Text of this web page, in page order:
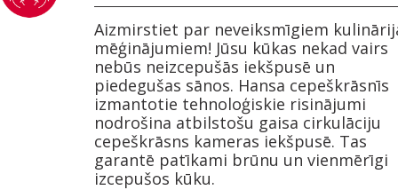
Aizmirstiet par neveiksmīgiem
mēģinājumiem! Jūsu kūkas nekad vairs
nebūs neizcepušās iekšpusē un
piedegušas sānos. Hansa cepeškrāsnīs
izmantotie tehnoloģiskie risinājumi
nodrošina atbilstošu gaisa cirkulāciju
cepeškrāsns kameras iekšpusē. Tas
garantē patīkami brūnu un vienmērīgi
izcepušos kūku.